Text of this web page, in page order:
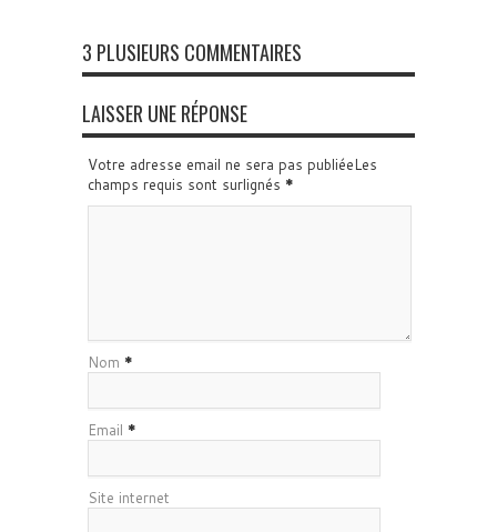
3 PLUSIEURS COMMENTAIRES
LAISSER UNE RÉPONSE
Votre adresse email ne sera pas publiéeLes
champs requis sont surlignés *
Nom *
Email *
Site internet